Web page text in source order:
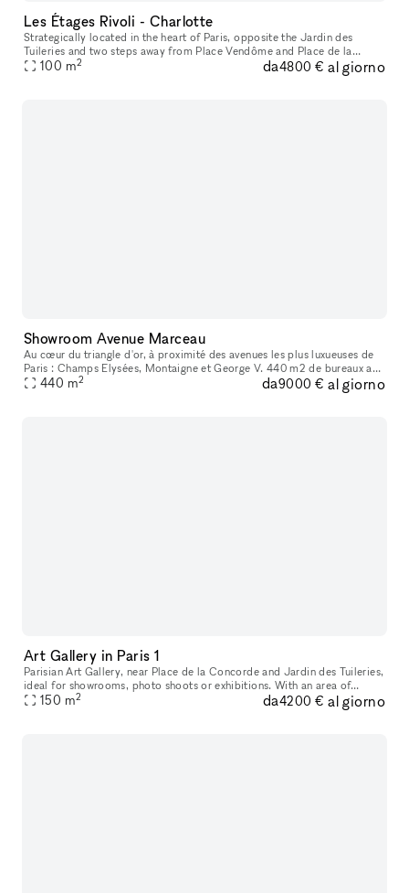
Les Étages Rivoli - Charlotte
Strategically located in the heart of Paris, opposite the Jardin des
Tuileries and two steps away from Place Vendôme and Place de la
Concorde, the showroom features the charm of a cozy Parisian appar
100 m2 da4800 € al giorno
Showroom Avenue Marceau
Au cœur du triangle d'or, à proximité des avenues les plus luxueuses de
Paris : Champs Elysées, Montaigne et George V. 440 m2 de bureaux au
1er étage d'un immeuble haussmannien. A quelques minutes à
440 m2 da9000 € al giorno
Art Gallery in Paris 1
Parisian Art Gallery, near Place de la Concorde and Jardin des Tuileries,
ideal for showrooms, photo shoots or exhibitions. With an area of
150m².
150 m2 da4200 € al giorno